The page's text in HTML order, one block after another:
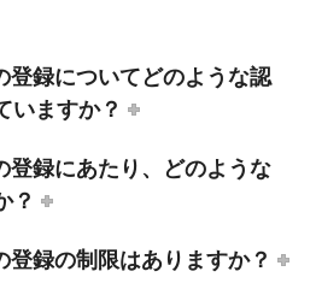
登録についてどのような認
いますか？
登録にあたり、どのような
？
登録の制限はありますか？